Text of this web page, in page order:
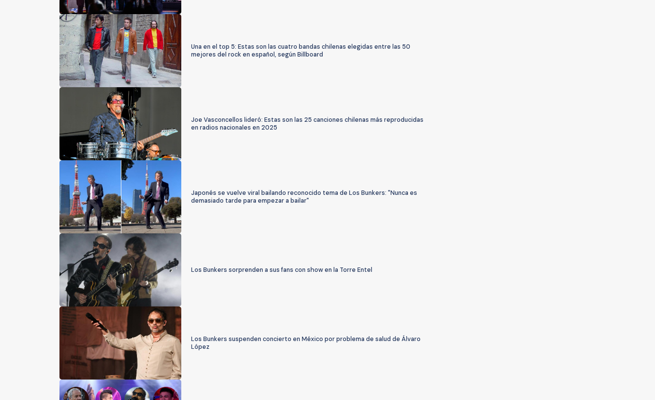
Una en el top 5: Estas son las cuatro bandas chilenas elegidas entre las 50
mejores del rock en español, según Billboard
Joe Vasconcellos lideró: Estas son las 25 canciones chilenas más reproducidas
en radios nacionales en 2025
Japonés se vuelve viral bailando reconocido tema de Los Bunkers: "Nunca es
demasiado tarde para empezar a bailar"
Los Bunkers sorprenden a sus fans con show en la Torre Entel
Los Bunkers suspenden concierto en México por problema de salud de Álvaro
López